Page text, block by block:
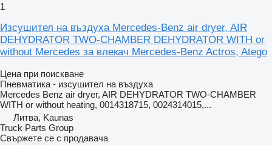
1
Изсушител на въздуха Mercedes-Benz air dryer, AIR
DEHYDRATOR TWO-CHAMBER DEHYDRATOR WITH or
without Mercedes за влекач Mercedes-Benz Actros, Atego
Цена при поискване
Пневматика - изсушител на въздуха
Mercedes Benz air dryer, AIR DEHYDRATOR TWO-CHAMBER
WITH or without heating, 0014318715, 0024314015,...
Литва, Kaunas
Truck Parts Group
Свържете се с продавача